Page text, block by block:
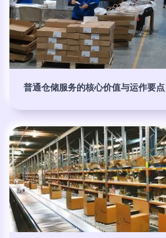
普通仓储服务的核心价值与运作要点